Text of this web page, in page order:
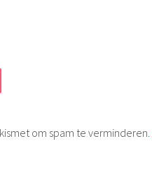
om spam te verminderen.